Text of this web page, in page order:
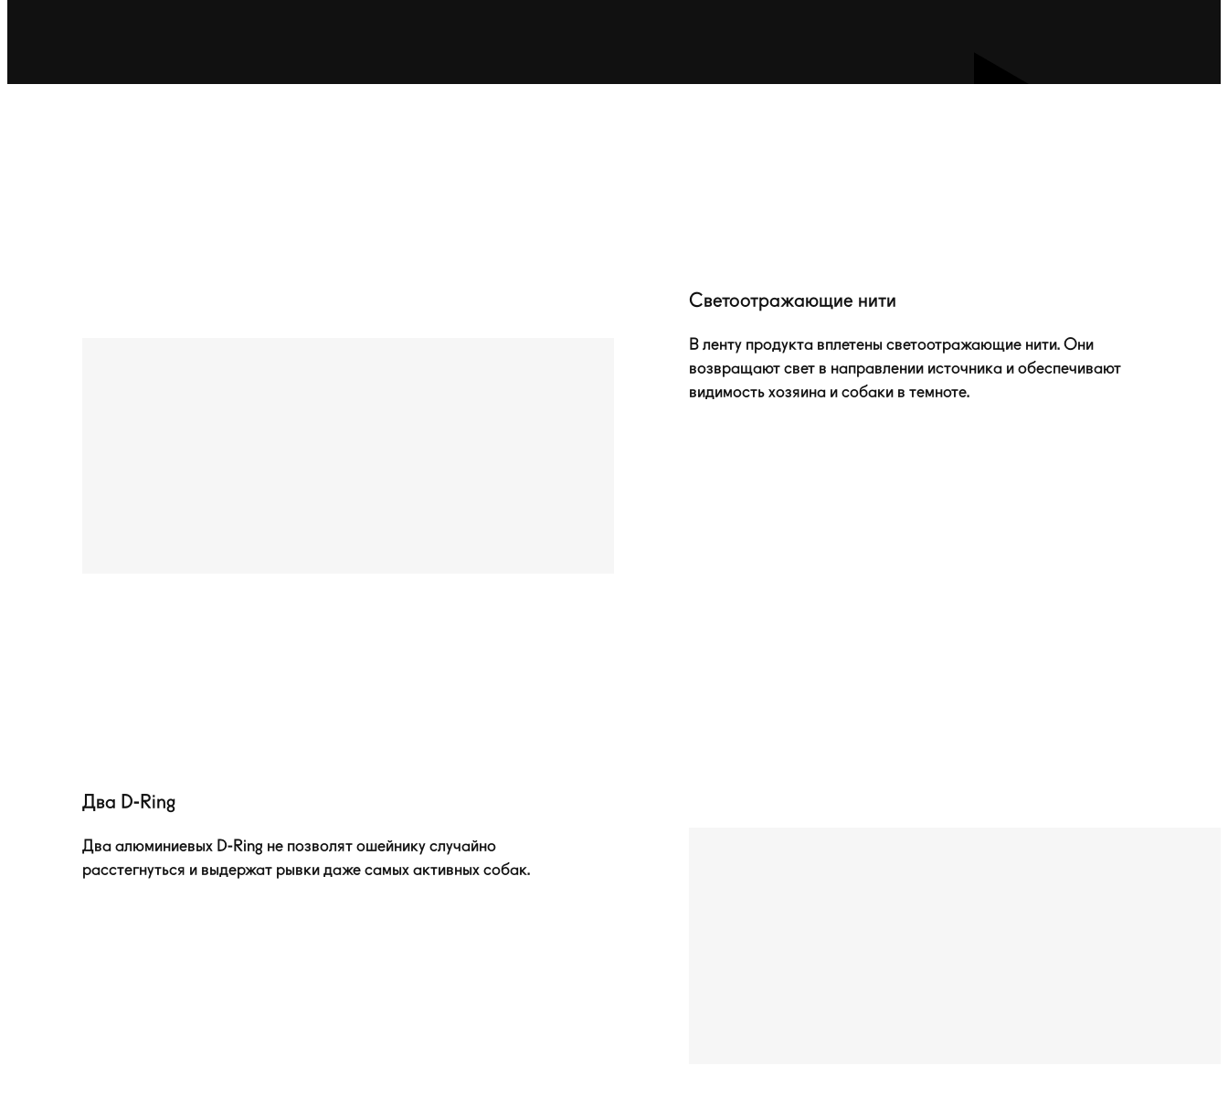
Светоотражающие нити
В ленту продукта вплетены светоотражающие нити. Они
возвращают свет в направлении источника и обеспечивают
видимость хозяина и собаки в темноте.
Два D-Ring
Два алюминиевых D-Ring не позволят ошейнику случайно
расстегнуться и выдержат рывки даже самых активных собак.